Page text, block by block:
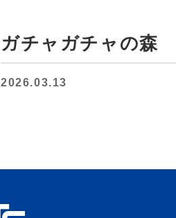
ガチャガチャの森
2026.03.13